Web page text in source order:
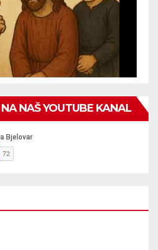
NAŠ YOUTUBE KANAL